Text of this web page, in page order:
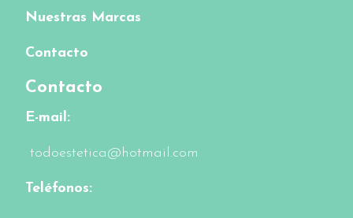
Nuestras Marcas
Contacto
Contacto
E-mail:
todoestetica@hotmail.com
Teléfonos: